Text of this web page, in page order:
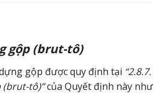
gộp (brut-tô)
gộp được quy định tại “2.8.7.
(brut-tô)”của Quyết định này như